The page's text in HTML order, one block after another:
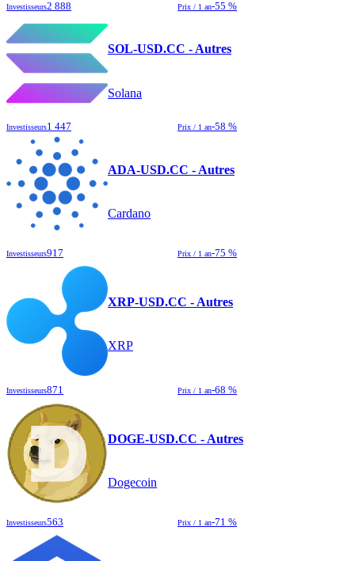
Investisseurs2 888 Prix / 1 an-55 %
SOL-USD.CC - Autres
Solana
Investisseurs1 447 Prix / 1 an-58 %
ADA-USD.CC - Autres
Cardano
Investisseurs917 Prix / 1 an-75 %
XRP-USD.CC - Autres
XRP
Investisseurs871 Prix / 1 an-68 %
DOGE-USD.CC - Autres
Dogecoin
Investisseurs563 Prix / 1 an-71 %